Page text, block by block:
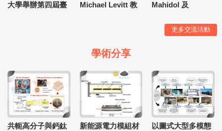
大學舉辦第四屆臺
Michael Levitt 教
Mahidol 及
學術交流與海外招
更多交流活動
學術分享
共軛高分子與鈣鈦
新能源電力模組材
以圖式大型多模態